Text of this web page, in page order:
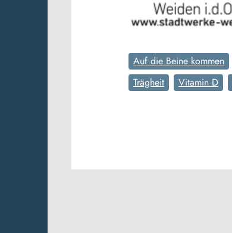
Auf die Beine kommen
Trägheit
Vitamin D